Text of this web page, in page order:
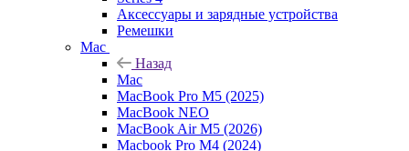
Аксессуары и зарядные устройства
Ремешки
Mac
Назад
Mac
MacBook Pro M5 (2025)
MacBook NEO
MacBook Air M5 (2026)
Macbook Pro M4 (2024)